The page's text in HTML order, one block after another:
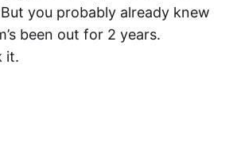
you probably already knew
been out for 2 years.
it.